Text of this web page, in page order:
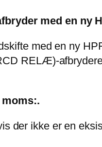
med en ny
med en ny
RELÆ)-
ikke er en